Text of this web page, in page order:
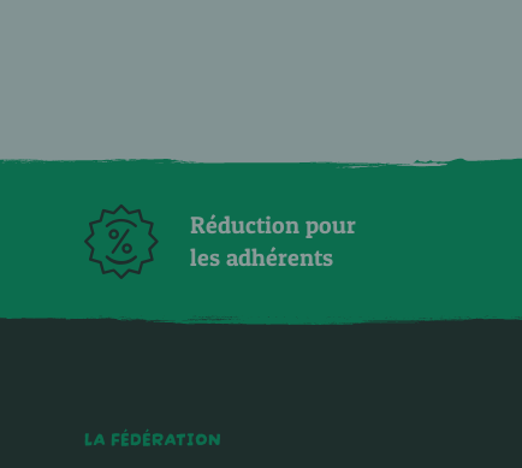
Réduction pour
les adhérents
LA FÉDÉRATION